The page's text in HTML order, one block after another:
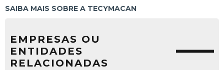
SAIBA MAIS SOBRE A TECYMACAN
EMPRESAS OU
ENTIDADES
RELACIONADAS